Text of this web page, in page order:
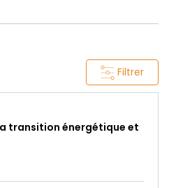
Filtrer
transition énergétique et